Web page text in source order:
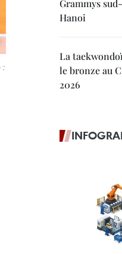
:
Grammys
Hanoi
La
le bronze au
2026